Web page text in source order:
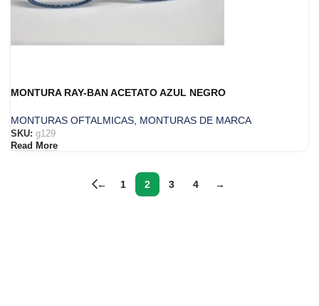
MONTURA RAY-BAN ACETATO AZUL NEGRO
MONTURAS OFTALMICAS MONTURAS DE MARCA
SKU: g129
Read More
← 1 2 3 4 →